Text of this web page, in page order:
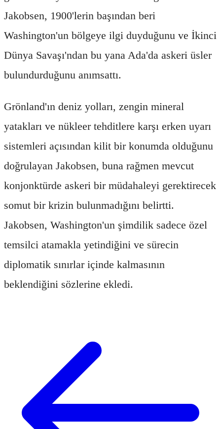
Jakobsen, 1900'lerin başından beri
Washington'un bölgeye ilgi duyduğunu ve İkinci
Dünya Savaşı'ndan bu yana Ada'da askeri üsler
bulundurduğunu anımsattı.
Grönland'ın deniz yolları, zengin mineral
yatakları ve nükleer tehditlere karşı erken uyarı
sistemleri açısından kilit bir konumda olduğunu
doğrulayan Jakobsen, buna rağmen mevcut
konjonktürde askeri bir müdahaleyi gerektirecek
somut bir krizin bulunmadığını belirtti.
Jakobsen, Washington'un şimdilik sadece özel
temsilci atamakla yetindiğini ve sürecin
diplomatik sınırlar içinde kalmasının
beklendiğini sözlerine ekledi.